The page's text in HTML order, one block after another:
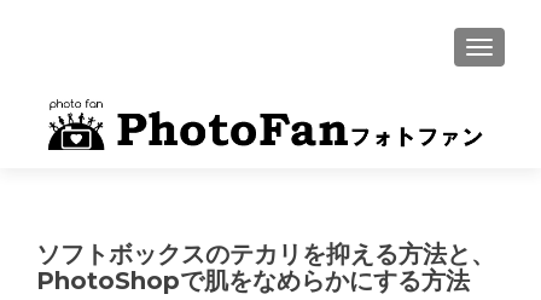
MENU
ソフトボックスのテカリを抑える方法と、
PhotoShopで肌をなめらかにする方法